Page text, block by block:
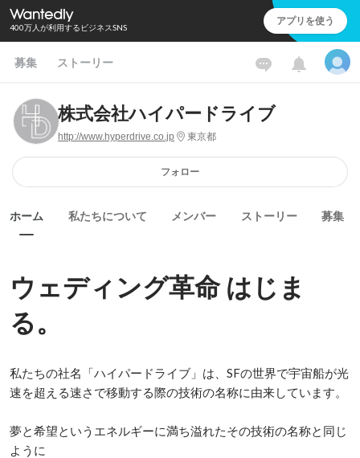
400万人が利用するビジネスSNS アプリを使う
募集 ストーリー
株式会社ハイパードライブ
http://www.hyperdrive.co.jp 東京都
フォロー
ホーム 私たちについて メンバー ストーリー 募集
ウェディング革命 はじま
る。
私たちの社名「ハイパードライブ」は、SFの世界で宇宙船が光
速を超える速さで移動する際の技術の名称に由来しています。
夢と希望というエネルギーに満ち溢れたその技術の名称と同じ
ように